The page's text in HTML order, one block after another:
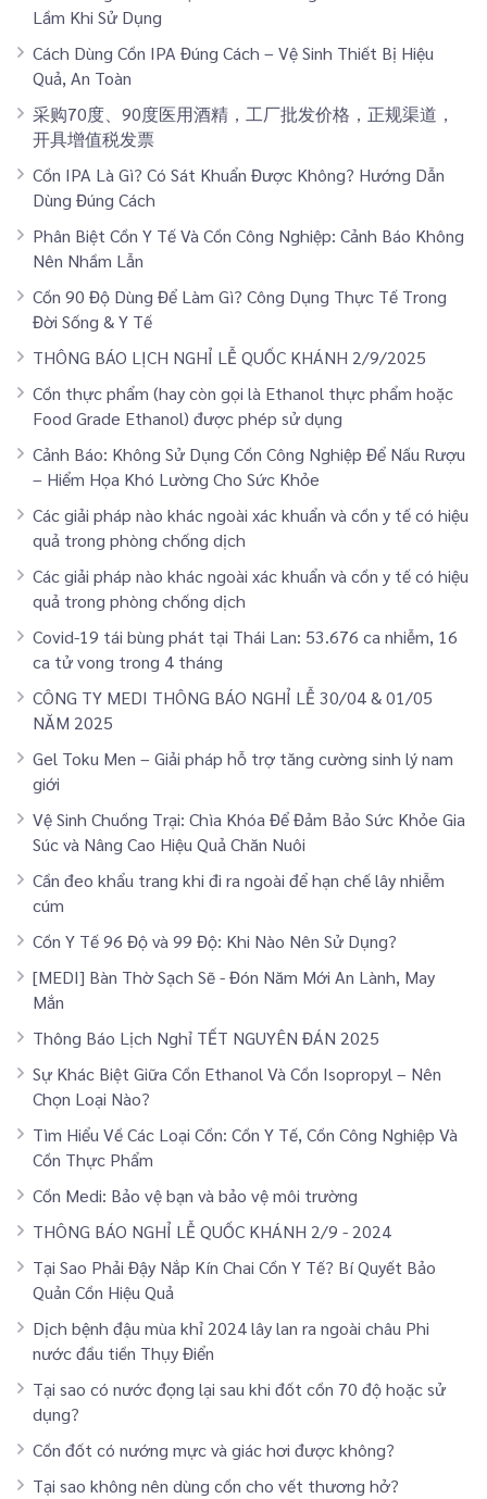
Lầm Khi Sử Dụng
Cách Dùng Cồn IPA Đúng Cách – Vệ Sinh Thiết Bị Hiệu
Quả, An Toàn
采购70度、90度医用酒精，工厂批发价格，正规渠道，
开具增值税发票
Cồn IPA Là Gì? Có Sát Khuẩn Được Không? Hướng Dẫn
Dùng Đúng Cách
Phân Biệt Cồn Y Tế Và Cồn Công Nghiệp: Cảnh Báo Không
Nên Nhầm Lẫn
Cồn 90 Độ Dùng Để Làm Gì? Công Dụng Thực Tế Trong
Đời Sống & Y Tế
THÔNG BÁO LỊCH NGHỈ LỄ QUỐC KHÁNH 2/9/2025
Cồn thực phẩm (hay còn gọi là Ethanol thực phẩm hoặc
Food Grade Ethanol) được phép sử dụng
Cảnh Báo: Không Sử Dụng Cồn Công Nghiệp Để Nấu Rượu
– Hiểm Họa Khó Lường Cho Sức Khỏe
Các giải pháp nào khác ngoài xác khuẩn và cồn y tế có hiệu
quả trong phòng chống dịch
Các giải pháp nào khác ngoài xác khuẩn và cồn y tế có hiệu
quả trong phòng chống dịch
Covid-19 tái bùng phát tại Thái Lan: 53.676 ca nhiễm, 16
ca tử vong trong 4 tháng
CÔNG TY MEDI THÔNG BÁO NGHỈ LỄ 30/04 & 01/05
NĂM 2025
Gel Toku Men – Giải pháp hỗ trợ tăng cường sinh lý nam
giới
Vệ Sinh Chuồng Trại: Chìa Khóa Để Đảm Bảo Sức Khỏe Gia
Súc và Nâng Cao Hiệu Quả Chăn Nuôi
Cần đeo khẩu trang khi đi ra ngoài để hạn chế lây nhiễm
cúm
Cồn Y Tế 96 Độ và 99 Độ: Khi Nào Nên Sử Dụng?
[MEDI] Bàn Thờ Sạch Sẽ - Đón Năm Mới An Lành, May
Mắn
Thông Báo Lịch Nghỉ TẾT NGUYÊN ĐÁN 2025
Sự Khác Biệt Giữa Cồn Ethanol Và Cồn Isopropyl – Nên
Chọn Loại Nào?
Tìm Hiểu Về Các Loại Cồn: Cồn Y Tế, Cồn Công Nghiệp Và
Cồn Thực Phẩm
Cồn Medi: Bảo vệ bạn và bảo vệ môi trường
THÔNG BÁO NGHỈ LỄ QUỐC KHÁNH 2/9 - 2024
Tại Sao Phải Đậy Nắp Kín Chai Cồn Y Tế? Bí Quyết Bảo
Quản Cồn Hiệu Quả
Dịch bệnh đậu mùa khỉ 2024 lây lan ra ngoài châu Phi
nước đầu tiền Thụy Điển
Tại sao có nước đọng lại sau khi đốt cồn 70 độ hoặc sử
dụng?
Cồn đốt có nướng mực và giác hơi được không?
Tại sao không nên dùng cồn cho vết thương hở?